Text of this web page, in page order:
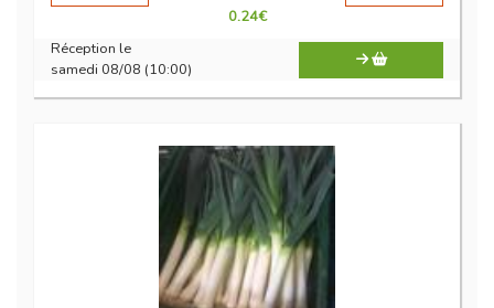
0.24€
Réception le
samedi 08/08 (10:00)